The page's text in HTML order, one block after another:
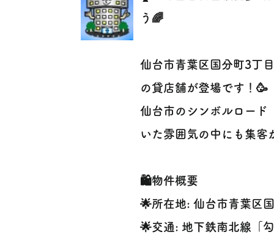
う🌈
仙台市青葉区国分町3丁
の貸店舗が登場です！🥳
仙台市のシンボルロード
いた雰囲気の中にも集客
🛍️物件概要
🌟所在地: 仙台市青葉区
🌟交通: 地下鉄南北線「